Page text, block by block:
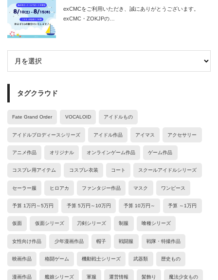
exCMCをご利用いただき、誠にありがとうございます。
exCMC・ZOKJPの…
タグクラウド
Fate Grand Order VOCALOID アイドルもの
アイドルプロディースシリーズ アイドル作品 アイマス アクセサリー
アニメ作品 オリジナル オンラインゲーム作品 ゲーム作品
コスプレ用アイテム コスプレ衣装 コート スクールアイドルシリーズ
セーラー服 ヒロアカ ファンタジー作品 マスク ワンピース
予算 1万円～5万円 予算 5万円～10万円 予算 10万円～ 予算 ～1万円
仮面 仮面シリーズ 刀剣シリーズ 制服 喰種シリーズ
女性向け作品 少年漫画作品 帽子 戦闘服 戦隊・特撮作品
映画作品 格闘ゲーム 機動戦士シリーズ 武器類 歴史もの
漫画作品 艦娘シリーズ 軍服 運営情報 髪飾り 魔法少女もの